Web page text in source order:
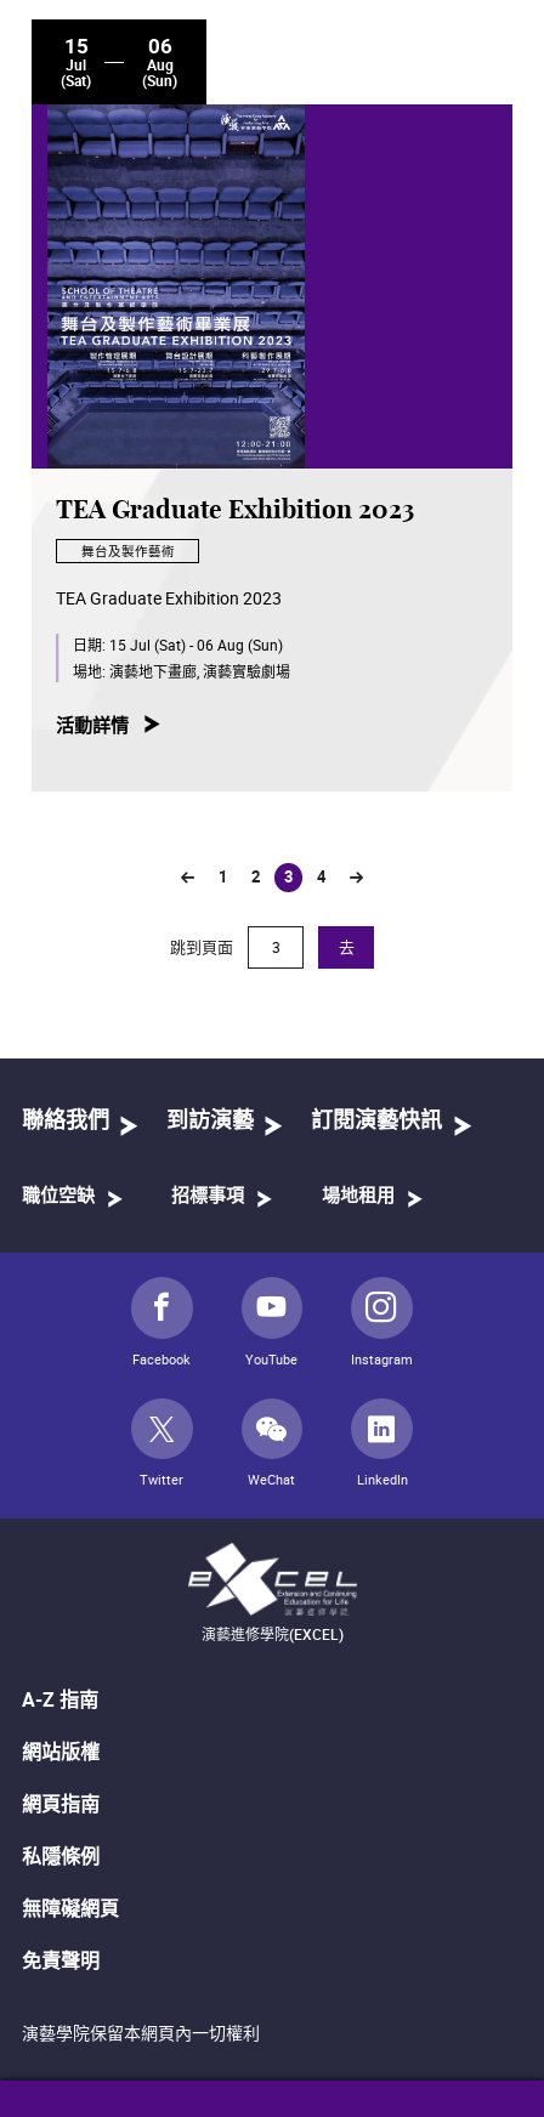
15
Jul
(Sat)
06
Aug
(Sun)
TEA Graduate Exhibition 2023
舞台及製作藝術
TEA Graduate Exhibition 2023
日期: 15 Jul (Sat) - 06 Aug (Sun)
場地: 演藝地下畫廊, 演藝實驗劇場
活動詳情
1 2 3
(current)
4
跳到頁面 去
聯絡我們 到訪演藝 訂閱演藝快訊
職位空缺 招標事項 場地租用
Facebook YouTube Instagram
Twitter WeChat LinkedIn
演藝進修學院(EXCEL)
A-Z 指南
網站版權
網頁指南
私隱條例
無障礙網頁
免責聲明
演藝學院保留本網頁內一切權利